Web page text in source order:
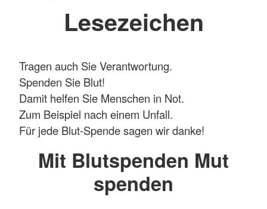
Lesezeichen
Tragen auch Sie Verantwortung.
Spenden Sie Blut!
Damit helfen Sie Menschen in Not.
Zum Beispiel nach einem Unfall.
Für jede Blut-Spende sagen wir danke!
Mit Blutspenden Mut
spenden